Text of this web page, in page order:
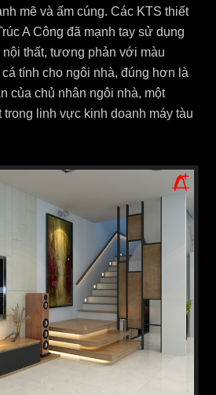
mẽ và ấm cúng. Các KTS thiết
A Công đã mạnh tay sử dụng
nội thất, tương phản với màu
tính cho ngôi nhà, đúng hơn là
của chủ nhân ngôi nhà, một
trong linh vực kinh doanh máy tàu